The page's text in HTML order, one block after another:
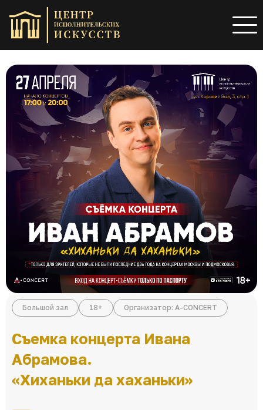
Большой зал 18+ Организатор: A-CONCERT
Съемка концерта Ивана
Абрамова.
«Хиханьки да хаханьки»